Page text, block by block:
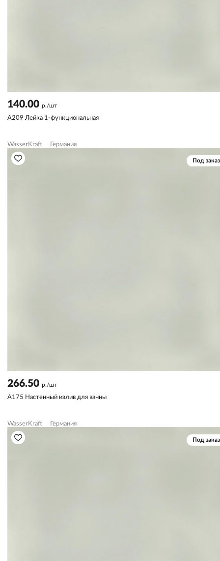
140.00 р./шт
A209 Лейка 1-функциональная
WasserKraft Германия
Под заказ
266.50 р./шт
A175 Настенный излив для ванны
WasserKraft Германия
Под заказ